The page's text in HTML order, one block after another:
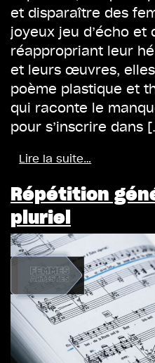
et disparaître des
joyeux jeu d’écho et
réappropriant leur
et leurs œuvres,
poème plastique et
qui raconte le
pour s’inscrire dans
Lire la suite…
Répétition
pluriel